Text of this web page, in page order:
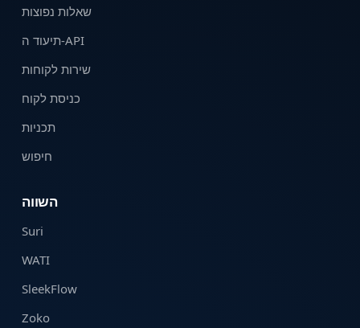
שאלות נפוצות
תיעוד ה-API
שירות לקוחות
כניסת לקוח
תכניות
חיפוש
השווה
Suri
WATI
SleekFlow
Zoko